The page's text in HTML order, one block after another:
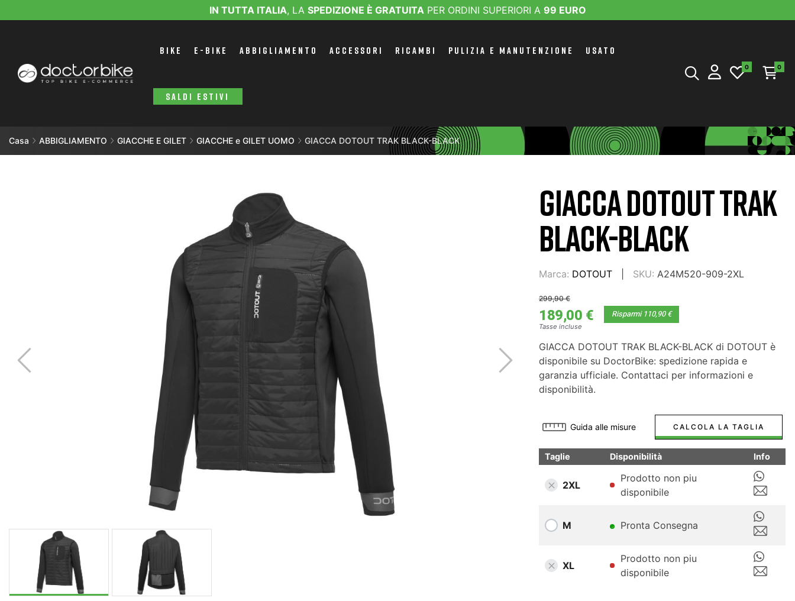
IN TUTTA ITALIA, LA SPEDIZIONE È GRATUITAPER ORDINI SUPERIORI A 99 EURO
BIKE E-BIKE ABBIGLIAMENTO ACCESSORI RICAMBI PULIZIA E MANUTENZIONE USATO
SALDI ESTIVI
0 0
Casa ABBIGLIAMENTO GIACCHE E GILET GIACCHE e GILET UOMO GIACCA DOTOUT TRAK BLACK-BLACK
GIACCA DOTOUT TRAK
BLACK-BLACK
Marca: DOTOUT SKU: A24M520-909-2XL
299,90 €
189,00 € Risparmi 110,90 €
Tasse incluse
GIACCA DOTOUT TRAK BLACK-BLACK di DOTOUT è
disponibile su DoctorBike: spedizione rapida e
garanzia ufficiale. Contattaci per informazioni e
disponibilità.
Guida alle misure CALCOLA LA TAGLIA
Taglie Disponibilità Info
2XL
Prodotto non piu
disponibile
M Pronta Consegna
XL
Prodotto non piu
disponibile